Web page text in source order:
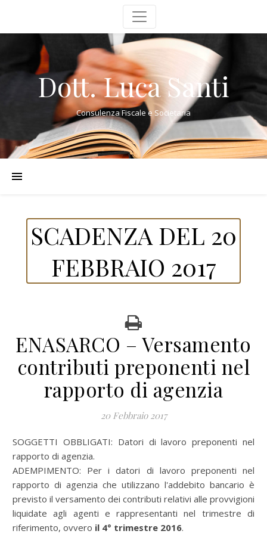
Dott. Luca Santi
Consulenza Fiscale e Societaria
SCADENZA DEL 20
FEBBRAIO 2017
ENASARCO – Versamento
contributi preponenti nel
rapporto di agenzia
20 Febbraio 2017
SOGGETTI OBBLIGATI: Datori di lavoro preponenti nel
rapporto di agenzia.
ADEMPIMENTO: Per i datori di lavoro preponenti nel
rapporto di agenzia che utilizzano l'addebito bancario è
previsto il versamento dei contributi relativi alle provvigioni
liquidate agli agenti e rappresentanti nel trimestre di
riferimento, ovvero il 4° trimestre 2016.